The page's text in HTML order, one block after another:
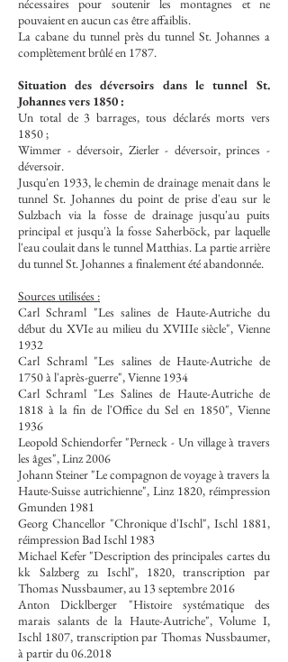
nécessaires pour soutenir les montagnes et ne
pouvaient en aucun cas être affaiblis.
La cabane du tunnel près du tunnel St. Johannes a
complètement brûlé en 1787.
Situation des déversoirs dans le tunnel St.
Johannes vers 1850 :
Un total de 3 barrages, tous déclarés morts vers
1850 ;
Wimmer - déversoir, Zierler - déversoir, princes -
déversoir.
Jusqu'en 1933, le chemin de drainage menait dans le
tunnel St. Johannes du point de prise d'eau sur le
Sulzbach via la fosse de drainage jusqu'au puits
principal et jusqu'à la fosse Saherböck, par laquelle
l'eau coulait dans le tunnel Matthias. La partie arrière
du tunnel St. Johannes a finalement été abandonnée.
Sources utilisées :
Carl Schraml "Les salines de Haute-Autriche du
début du XVIe au milieu du XVIIIe siècle", Vienne
1932
Carl Schraml "Les salines de Haute-Autriche de
1750 à l'après-guerre", Vienne 1934
Carl Schraml "Les Salines de Haute-Autriche de
1818 à la fin de l'Office du Sel en 1850", Vienne
1936
Leopold Schiendorfer "Perneck - Un village à travers
les âges", Linz 2006
Johann Steiner "Le compagnon de voyage à travers la
Haute-Suisse autrichienne", Linz 1820, réimpression
Gmunden 1981
Georg Chancellor "Chronique d'Ischl", Ischl 1881,
réimpression Bad Ischl 1983
Michael Kefer "Description des principales cartes du
kk Salzberg zu Ischl", 1820, transcription par
Thomas Nussbaumer, au 13 septembre 2016
Anton Dicklberger "Histoire systématique des
marais salants de la Haute-Autriche", Volume I,
Ischl 1807, transcription par Thomas Nussbaumer,
à partir du 06.2018